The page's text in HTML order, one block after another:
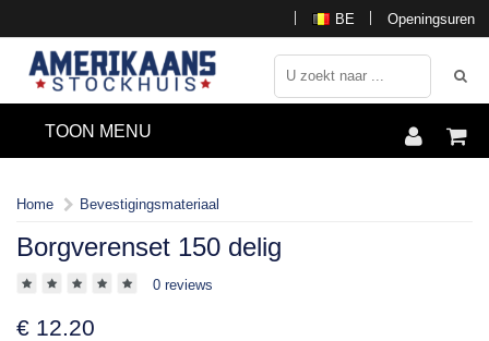
Openingsuren
BE
TOON MENU
Home Bevestigingsmateriaal
Borgverenset 150 delig
0 reviews
€ 12.20